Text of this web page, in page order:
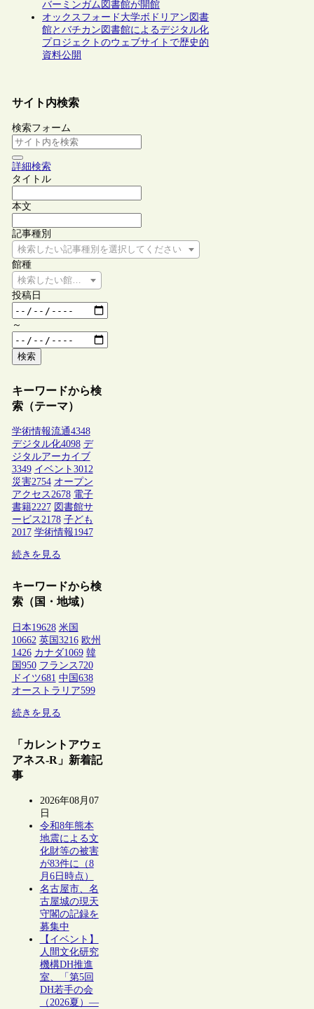
バーミンガム図書館が開館
オックスフォード大学ボドリアン図書
館とバチカン図書館によるデジタル化
プロジェクトのウェブサイトで歴史的
資料公開
サイト内検索
検索フォーム
詳細検索
タイトル
本文
記事種別
検索したい記事種別を選択してください
館種
検索したい館種を選択してください
投稿日
～
検索
キーワードから検
索（テーマ）
学術情報流通4348
デジタル化4098 デ
ジタルアーカイブ
3349 イベント 3012
災害2754 オープン
アクセス 2678 電子
書籍2227 図書館サ
ービス 2178 子ども
2017 学術情報1947
続きを見る
キーワードから検
索（国・地域）
日本19628 米国
10662 英国3216 欧州
1426 カナダ1069 韓
国950 フランス 720
ドイツ681 中国638
オーストラリア599
続きを見る
「カレントアウェ
アネス-R」新着記
事
2026年08月07
日
令和8年熊本
地震による文
化財等の被害
が83件に（8
月6日時点）
名古屋市、名
古屋城の現天
守閣の記録を
募集中
【イベント】
人間文化研究
機構DH推進
室、「第5回
DH若手の会
（2026夏）―